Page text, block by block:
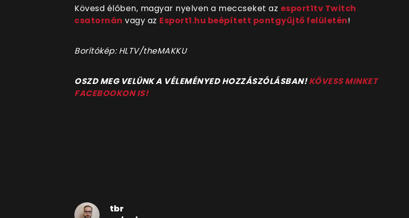
Kövesd élőben, magyar nyelven a meccseket az esport1tv Twitch
csatornán vagy az Esport1.hu beépített pontgyűjtő felületén!
Borítókép: HLTV/theMAKKU
OSZD MEG VELÜNK A VÉLEMÉNYED HOZZÁSZÓLÁSBAN!KÖVESS MINKET
FACEBOOKON IS!
tbr